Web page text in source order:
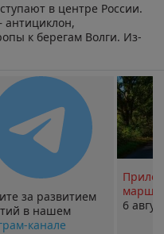
в центре России.
антициклон,
к берегам Волги. Из-
за развитием
в нашем
канале
6